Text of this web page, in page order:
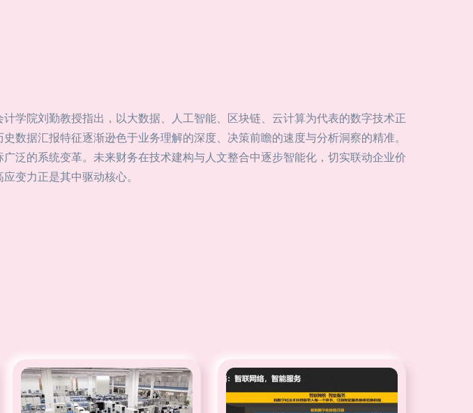
学院刘勤教授指出，以大数据、人工智能、区块链、云计算为代表的数字技术正
据汇报特征逐渐逊色于业务理解的深度、决策前瞻的速度与分析洞察的精准。
泛的系统变革。未来财务在技术建构与人文整合中逐步智能化，切实联动企业价
变力正是其中驱动核心。